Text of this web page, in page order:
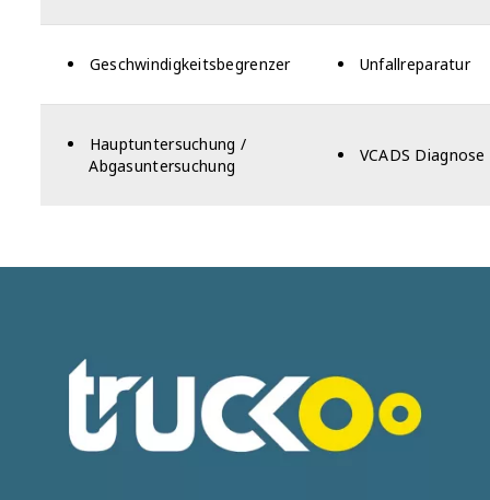
Geschwindigkeitsbegrenzer Unfallreparatur
Hauptuntersuchung /
Abgasuntersuchung
VCADS Diagnose